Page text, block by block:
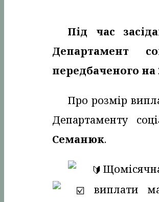
Під час
Департамент
передбаченого на
Про розмір
Департаменту
Семанюк.
виплати